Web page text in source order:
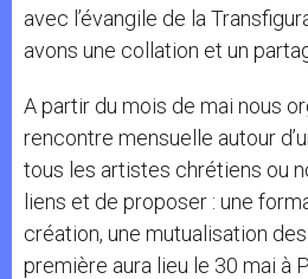
avec l’évangile de la
avons une collation et un
A partir du mois de mai nous
rencontre mensuelle autour
tous les artistes chrétiens ou
liens et de proposer : une
création, une mutualisation
première aura lieu le 30 mai à